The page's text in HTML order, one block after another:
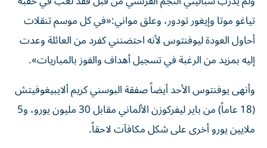
تياغو موتا وإيغور تودور، وعلق مواني:«في كل موسم تنقلات
أحاول العودة ليوفنتوس لأنه احتضنني كفرد من العائلة وعدت
إليه بمزيد من الرغبة في تسجيل أهداف والفوز بالمباريات».
وأنهى يوفنتوس الأحد أيضاً صفقة البوسني كريم ألايبيغوفيتش
(18 عاماً) من باير ليفركوزن الألماني مقابل 30 مليون يورو، و5
ملايين يورو أخرى على شكل مكافآت لاحقاً.